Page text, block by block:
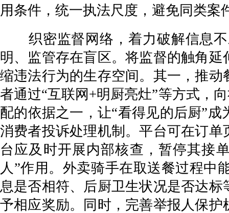
用条件，统一执法尺度，避免同类案
织密监督网络，着力破解信息不
明、监管存在盲区。将监督的触角
缩违法行为的生存空间。其一，推
者通过“互联网+明厨亮灶”等方式，
配的依据之一，让“看得见的后厨”
消费者投诉处理机制。平台可在订
台应及时开展内部核查，暂停其接
人”作用。外卖骑手在取送餐过程中
息是否相符、后厨卫生状况是否达
予相应奖励。同时，完善举报人保